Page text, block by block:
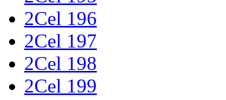
2Cel 196
2Cel 197
2Cel 198
2Cel 199